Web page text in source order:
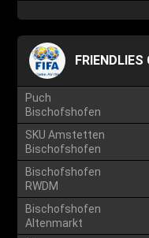
FRIENDLIES
Puch
Bischofshofen
SKU Amstetten
Bischofshofen
Bischofshofen
RWDM
Bischofshofen
Altenmarkt